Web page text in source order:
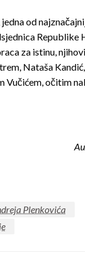
od
Republike
za istinu,
Nataša
Vučićem, očitim
Plenkovića